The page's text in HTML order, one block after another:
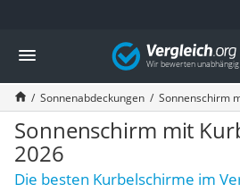
Die beliebtesten Vergleiche nach
Baumarkt
Tresor feuerfest
Makita-Akku-Rasenmäher
Kappsäge
Smartes Türschloss
Akku-Rasentrimmer
Feuchtigkeitsmessgerät
Vergleich
Sonnenabdeckungen Sonnenschirm
Sonnenschirm mit
2026
Die besten Kurbelschirme im